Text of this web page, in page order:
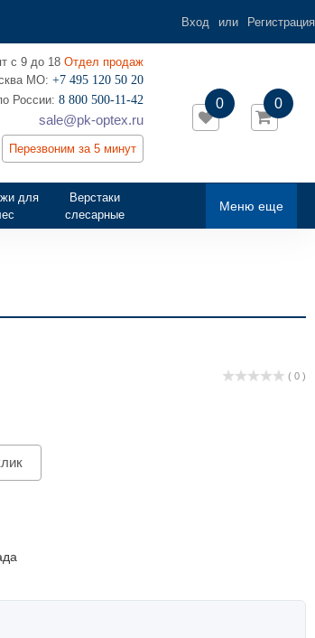
Вход или Регистрация
с 9 до 18 Отдел продаж
МО: +7 495 120 50 20
России: 8 800 500-11-42
sale@pk-optex.ru
Перезвоним за 5 минут
0
0
Меню еще
для
Верстаки
слесарные
( 0 )